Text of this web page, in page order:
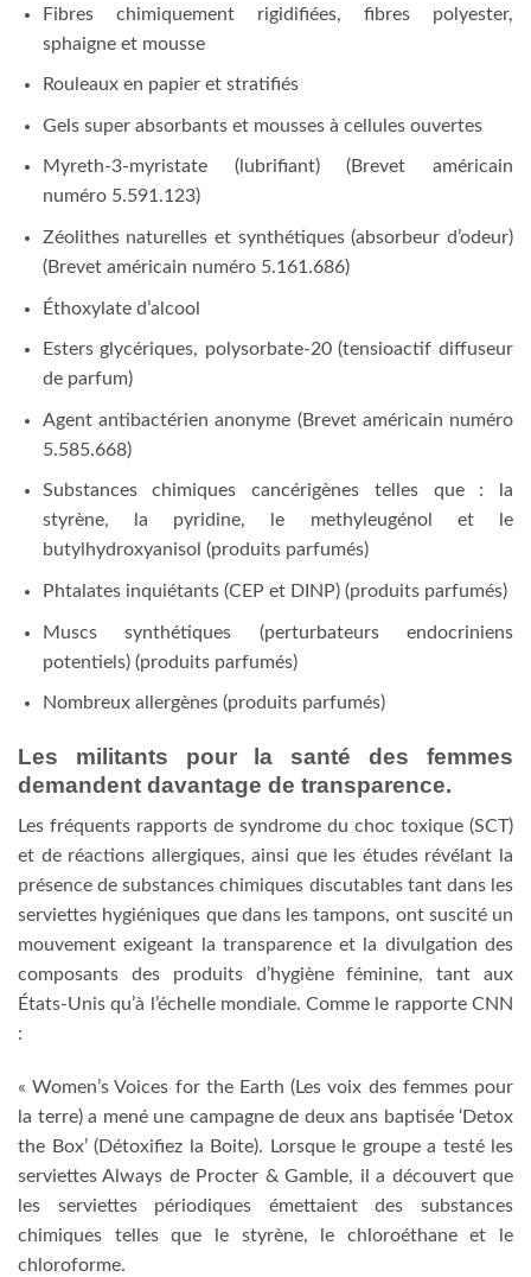
Fibres chimiquement rigidifiées, fibres polyester,
sphaigne et mousse
Rouleaux en papier et stratifiés
Gels super absorbants et mousses à cellules ouvertes
Myreth-3-myristate (lubrifiant) (Brevet américain
numéro 5.591.123)
Zéolithes naturelles et synthétiques (absorbeur d’odeur)
(Brevet américain numéro 5.161.686)
Éthoxylate d’alcool
Esters glycériques, polysorbate-20 (tensioactif diffuseur
de parfum)
Agent antibactérien anonyme (Brevet américain numéro
5.585.668)
Substances chimiques cancérigènes telles que : la
styrène, la pyridine, le methyleugénol et le
butylhydroxyanisol (produits parfumés)
Phtalates inquiétants (CEP et DINP) (produits parfumés)
Muscs synthétiques (perturbateurs endocriniens
potentiels) (produits parfumés)
Nombreux allergènes (produits parfumés)
Les militants pour la santé des femmes
demandent davantage de transparence.
Les fréquents rapports de syndrome du choc toxique (SCT)
et de réactions allergiques, ainsi que les études révélant la
présence de substances chimiques discutables tant dans les
serviettes hygiéniques que dans les tampons, ont suscité un
mouvement exigeant la transparence et la divulgation des
composants des produits d’hygiène féminine, tant aux
États-Unis qu’à l’échelle mondiale. Comme le rapporte CNN
:
« Women’s Voices for the Earth (Les voix des femmes pour
la terre) a mené une campagne de deux ans baptisée ‘Detox
the Box’ (Détoxifiez la Boite). Lorsque le groupe a testé les
serviettes Always de Procter & Gamble, il a découvert que
les serviettes périodiques émettaient des substances
chimiques telles que le styrène, le chloroéthane et le
chloroforme.